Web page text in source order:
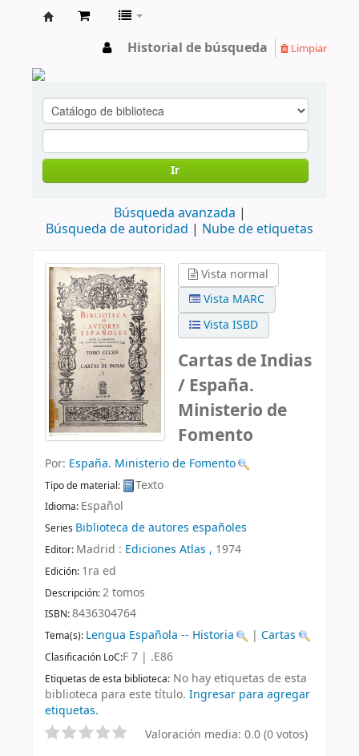
Historial de búsqueda Limpiar
Ir
Búsqueda avanzada
Búsqueda de autoridad
Nube de etiquetas
Vista normal
Vista MARC
Vista ISBD
Cartas de Indias
/ España.
Ministerio de
Fomento
Por: España. Ministerio de Fomento
Tipo de material: Texto
Idioma: Español
Series Biblioteca de autores españoles
Editor: Madrid : Ediciones Atlas , 1974
Edición: 1ra ed
Descripción:2 tomos
ISBN:8436304764
Tema(s): Lengua Española -- Historia |Cartas
Clasificación LoC:F 7 | .E86
Etiquetas de esta biblioteca: No hay etiquetas de esta
biblioteca para este título. Ingresar para agregar
etiquetas.
Valoración media: 0.0 (0 votos)